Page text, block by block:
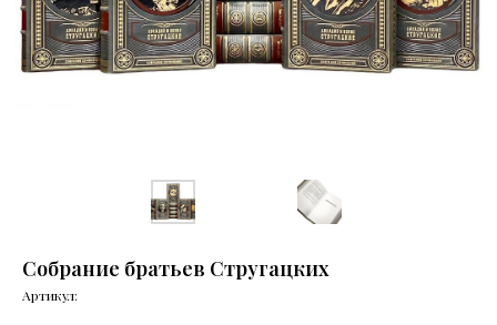
Собрание братьев Стругацких
Артикул: